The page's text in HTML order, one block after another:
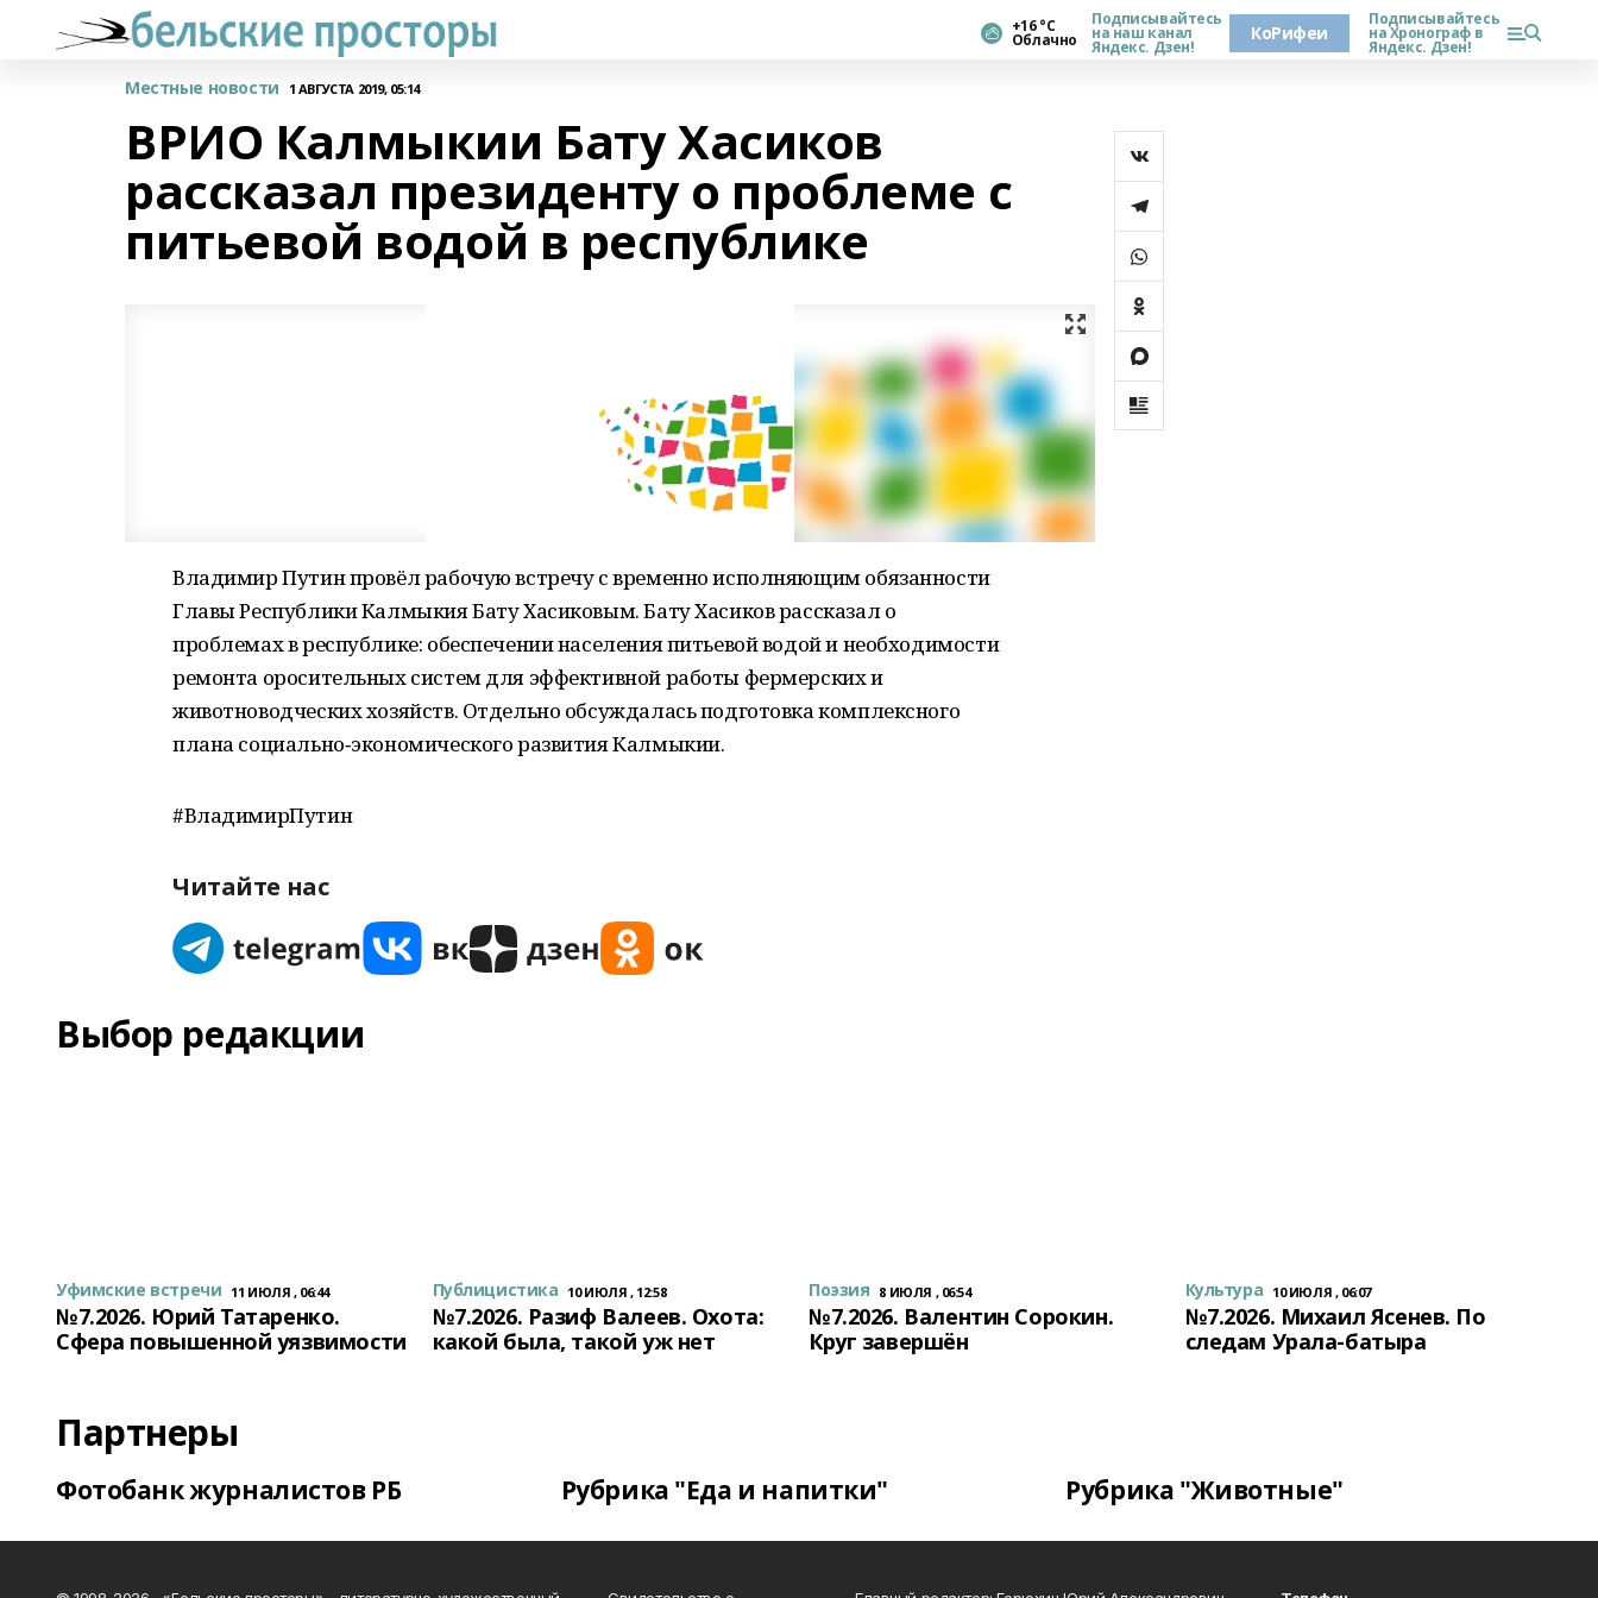
+16 °С
Облачно
Подписывайтесь
на наш канал
Яндекс. Дзен!
КоРифеи
Подписывайтесь
на Хронограф в
Яндекс. Дзен!
Местные новости 1 АВГУСТА 2019, 05:14
ВРИО Калмыкии Бату Хасиков
рассказал президенту о проблеме с
питьевой водой в республике
Владимир Путин провёл рабочую встречу с временно исполняющим обязанности
Главы Республики Калмыкия Бату Хасиковым. Бату Хасиков рассказал о
проблемах в республике: обеспечении населения питьевой водой и необходимости
ремонта оросительных систем для эффективной работы фермерских и
животноводческих хозяйств. Отдельно обсуждалась подготовка комплексного
плана социально‑экономического развития Калмыкии.
#ВладимирПутин
Читайте нас
Выбор редакции
Уфимские встречи 11 ИЮЛЯ , 06:44
№7.2026. Юрий Татаренко.
Сфера повышенной уязвимости
Публицистика 10 ИЮЛЯ , 12:58
№7.2026. Разиф Валеев. Охота:
какой была, такой уж нет
Поэзия 8 ИЮЛЯ , 06:54
№7.2026. Валентин Сорокин.
Круг завершён
Культура 10 ИЮЛЯ , 06:07
№7.2026. Михаил Ясенев. По
следам Урала-батыра
Партнеры
Фотобанк журналистов РБ Рубрика "Еда и напитки" Рубрика "Животные"